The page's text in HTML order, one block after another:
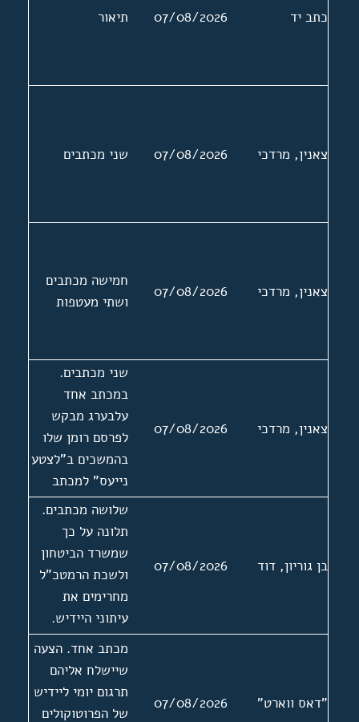
כתב יד 07/08/2026 תיאור
צאנין, מרדכי 07/08/2026 שני מכתבים
צאנין, מרדכי 07/08/2026
חמישה מכתבים
ושתי מעטפות
צאנין, מרדכי 07/08/2026
שני מכתבים.
במכתב אחד
עלבערג מבקש
לפרסם רומן שלו
בהמשכים ב"לצטע
נייעס" למכתב
מצורפות שתי
ביקורות שנכתבו
על ספריו של
עלבערג. המכתב
השני ללא תאריך
בן גוריון, דוד 07/08/2026
שלושה מכתבים.
תלונה על כך
שמשרד הביטחון
ולשכת הרמטכ"ל
מחרימים את
עיתוני היידיש.
תגובה של צאנין
להתכתבות של בן
גוריון עם אליהו
סעדון בדרישה
"דאס ווארט" 07/08/2026
מכתב אחד. הצעה
שיישלח אליהם
תרגום יומי ליידיש
של הפרוטוקולים